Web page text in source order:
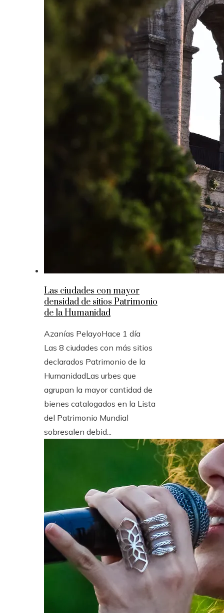
Las ciudades con mayor
densidad de sitios Patrimonio
de la Humanidad
Azanías PelayoHace 1 día
Las 8 ciudades con más sitios
declarados Patrimonio de la
HumanidadLas urbes que
agrupan la mayor cantidad de
bienes catalogados en la Lista
del Patrimonio Mundial
sobresalen debid...